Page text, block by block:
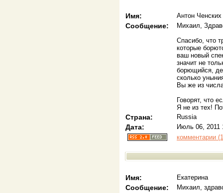
Имя: Антон Ченских
Сообщение:
Михаил,
Спасибо, что
которые
ваш новый
значит не
борющийся,
сколько
Вы же из
Говорят, что
Я не из тех!
Страна: Russia
Дата:
Июль 06, 2011
комментарии
Имя: Екатерина
Сообщение:
Михаил,